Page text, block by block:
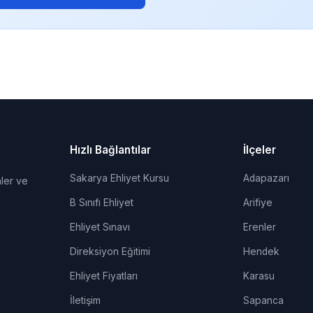
ve
Hızlı Bağlantılar
Sakarya Ehliyet Kursu
B Sınıfı Ehliyet
Ehliyet Sınavı
Direksiyon Eğitimi
Ehliyet Fiyatları
İletişim
İlçeler
Adapazarı
Arifiye
Erenler
Hendek
Karasu
Sapanca